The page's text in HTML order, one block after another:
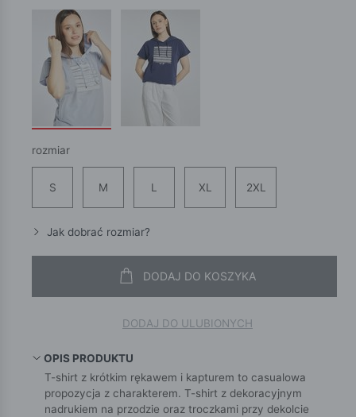
rozmiar
S M L XL 2XL
Jak dobrać rozmiar?
DODAJ DO KOSZYKA
DODAJ DO ULUBIONYCH
OPIS PRODUKTU
T-shirt z krótkim rękawem i kapturem to casualowa
propozycja z charakterem. T-shirt z dekoracyjnym
nadrukiem na przodzie oraz troczkami przy dekolcie